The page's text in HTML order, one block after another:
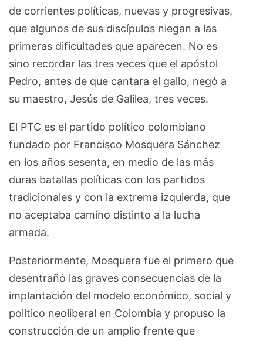
de corrientes políticas, nuevas y progresivas,
que algunos de sus discípulos niegan a las
primeras dificultades que aparecen. No es
sino recordar las tres veces que el apóstol
Pedro, antes de que cantara el gallo, negó a
su maestro, Jesús de Galilea, tres veces.
El PTC es el partido político colombiano
fundado por Francisco Mosquera Sánchez
en los años sesenta, en medio de las más
duras batallas políticas con los partidos
tradicionales y con la extrema izquierda, que
no aceptaba camino distinto a la lucha
armada.
Posteriormente, Mosquera fue el primero que
desentrañó las graves consecuencias de la
implantación del modelo económico, social y
político neoliberal en Colombia y propuso la
construcción de un amplio frente que